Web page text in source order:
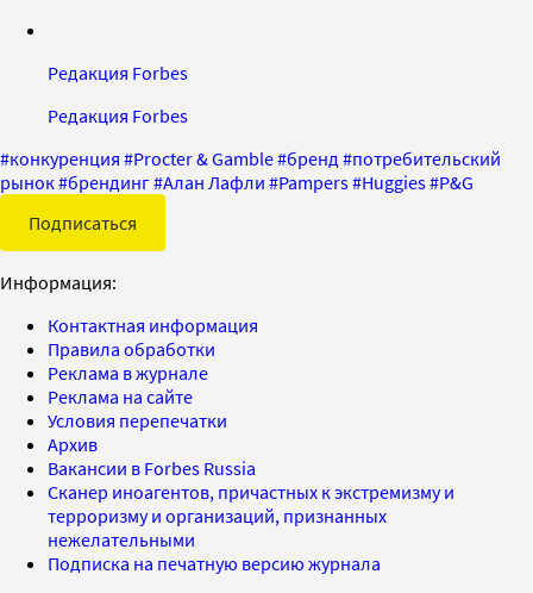
Редакция Forbes
Редакция Forbes
#конкуренция #Procter & Gamble#бренд#потребительский
рынок#брендинг#Алан Лафли #Pampers#Huggies#P&G
Подписаться
Информация:
Контактная информация
Правила обработки
Реклама в журнале
Реклама на сайте
Условия перепечатки
Архив
Вакансии в Forbes Russia
Сканер иноагентов, причастных к экстремизму и
терроризму и организаций, признанных
нежелательными
Подписка на печатную версию журнала